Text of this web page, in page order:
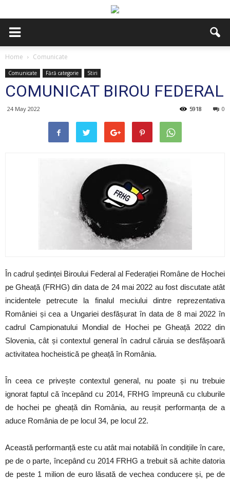
Home Comunicate
Comunicate Fără categorie Stiri
COMUNICAT BIROU FEDERAL
24 May 2022 0
5918
În cadrul ședinței Biroului Federal al Federației Române de Hochei
pe Gheață (FRHG) din data de 24 mai 2022 au fost discutate atât
incidentele petrecute la finalul meciului dintre reprezentativa
României și cea a Ungariei desfășurat în data de 8 mai 2022 în
cadrul Campionatului Mondial de Hochei pe Gheață 2022 din
Slovenia, cât și contextul general în cadrul căruia se desfășoară
activitatea hocheistică pe gheață în România.
În ceea ce privește contextul general, nu poate și nu trebuie
ignorat faptul că începând cu 2014, FRHG împreună cu cluburile
de hochei pe gheață din România, au reușit performanța de a
aduce România de pe locul 34, pe locul 22.
Această performanță este cu atât mai notabilă în condițiile în care,
pe de o parte, începând cu 2014 FRHG a trebuit să achite datoria
de peste 1 milion de euro lăsată de vechea conducere și, pe de